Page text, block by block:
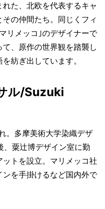
た、北欧を代表するキャ
の仲間たち。同じくフィ
リメッコ｣のデザイナーで
、原作の世界観を踏襲し
紡ぎ出しています。
ル/Suzuki
。多摩美術大学染織デザ
、粟辻博デザイン室に勤
トを設立。マリメッコ社
を手掛けるなど国内外で